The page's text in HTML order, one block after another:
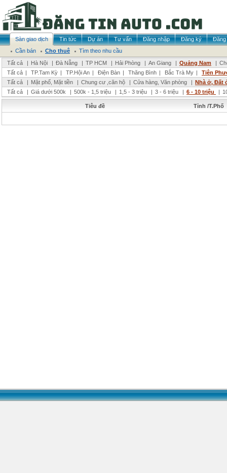
Sàn giao dịch Tin tức Dự án Tư vấn Đăng nhập Đăng ký
Đăng
Cần bán
Cho thuê
Tìm theo nhu cầu
Tất cả
| Hà Nội | Đà Nẵng | TP HCM | Hải Phòng | An Giang | Quảng Nam |
Tất cả | TP.Tam Kỳ | TP.Hội An | Điện Bàn | Thăng Bình | Bắc Trà My |
Tiên
Tất cả
| Mặt phố, Mặt tiền | Chung cư ,căn hộ | Cửa hàng, Văn phòng | Nhà ở, Đất
Tất cả
| Giá dưới 500k | 500k - 1,5 triệu | 1,5 - 3 triệu | 3 - 6 triệu | 6 - 10 triệu |
Tiêu đề Tỉnh /T.Phố